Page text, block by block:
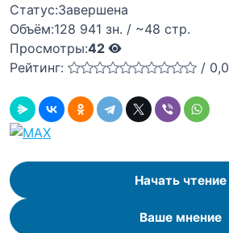
Статус:Завершена
Объём:128 941 зн. / ~48 стр.
Просмотры:42
Рейтинг:
/ 0,0
Начать чтение
Ваше мнение